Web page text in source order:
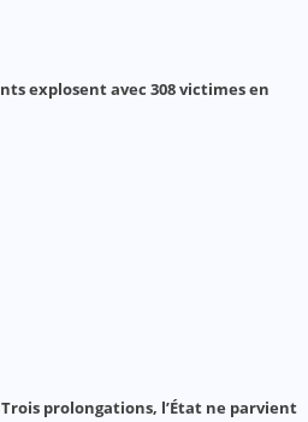
explosent avec 308 victimes en
prolongations, l’État ne parvient